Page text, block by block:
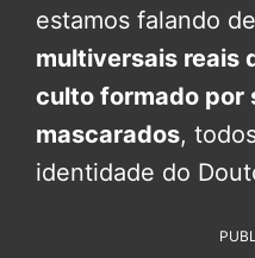
estamos falando de
multiversais reais
culto formado por
mascarados,
identidade do